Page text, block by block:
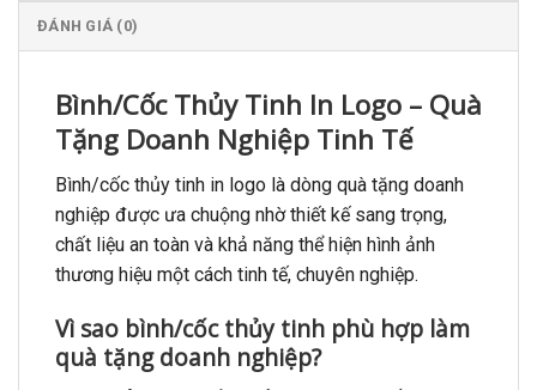
ĐÁNH GIÁ (0)
Bình/Cốc Thủy Tinh In Logo – Quà
Tặng Doanh Nghiệp Tinh Tế
Bình/cốc thủy tinh in logo là dòng quà tặng doanh
nghiệp được ưa chuộng nhờ thiết kế sang trọng,
chất liệu an toàn và khả năng thể hiện hình ảnh
thương hiệu một cách tinh tế, chuyên nghiệp.
Vì sao bình/cốc thủy tinh phù hợp làm
quà tặng doanh nghiệp?